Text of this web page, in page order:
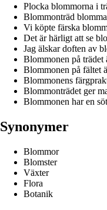
Plocka blommorna i
Blommonträd
Vi köpte färska
Det är härligt att se
Jag älskar doften av
Blommonen på trädet
Blommonen på fältet
Blommonens
Blommonträdet ger
Blommonen har en
Synonymer
Blommor
Blomster
Växter
Flora
Botanik